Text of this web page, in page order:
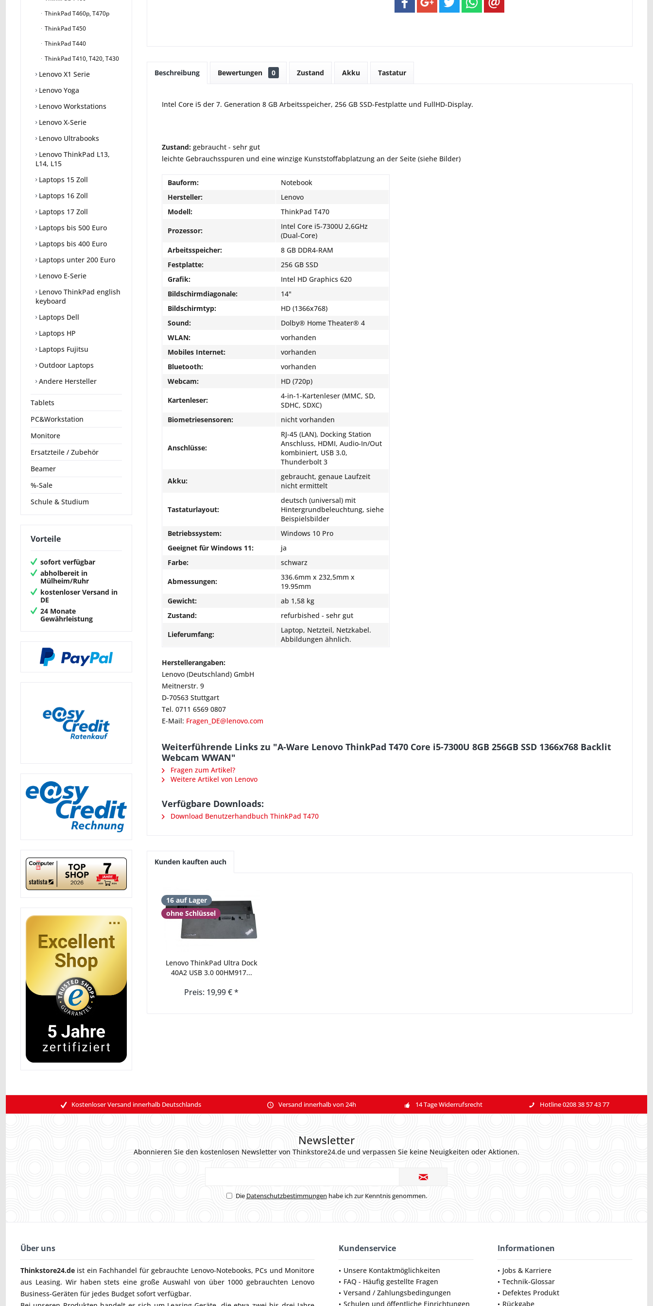
ThinkPad T460p, T470p
ThinkPad T450
ThinkPad T440
ThinkPad T410, T420, T430
Lenovo X1 Serie
Lenovo Yoga
Lenovo Workstations
Lenovo X-Serie
Lenovo Ultrabooks
Lenovo ThinkPad L13,
L14, L15
Laptops 15 Zoll
Laptops 16 Zoll
Laptops 17 Zoll
Laptops bis 500 Euro
Laptops bis 400 Euro
Laptops unter 200 Euro
Lenovo E-Serie
Lenovo ThinkPad english
keyboard
Laptops Dell
Laptops HP
Laptops Fujitsu
Outdoor Laptops
Andere Hersteller
Tablets
PC&Workstation
Monitore
Ersatzteile / Zubehör
Beamer
%-Sale
Schule & Studium
Vorteile
sofort verfügbar
abholbereit in
Mülheim/Ruhr
kostenloser Versand in
DE
24 Monate
Gewährleistung
Beschreibung Bewertungen 0 Zustand Akku Tastatur
Intel Core i5 der 7. Generation 8 GB Arbeitsspeicher, 256 GB SSD-Festplatte und FullHD-Display.
Zustand: gebraucht - sehr gut
leichte Gebrauchsspuren und eine winzige Kunststoffabplatzung an der Seite (siehe Bilder)
Bauform:
Notebook
Hersteller:
Lenovo
Modell:
ThinkPad T470
Prozessor:
Intel Core i5-7300U 2,6GHz
(Dual-Core)
Arbeitsspeicher:
8 GB DDR4-RAM
Festplatte:
256 GB SSD
Grafik:
Intel HD Graphics 620
Bildschirmdiagonale:
14"
Bildschirmtyp:
HD (1366x768)
Sound:
Dolby® Home Theater® 4
WLAN:
vorhanden
Mobiles Internet:
vorhanden
Bluetooth:
vorhanden
Webcam:
HD (720p)
Kartenleser:
4-in-1-Kartenleser (MMC, SD,
SDHC, SDXC)
Biometriesensoren:
nicht vorhanden
Anschlüsse:
RJ-45 (LAN), Docking Station
Anschluss, HDMI, Audio-In/Out
kombiniert, USB 3.0,
Thunderbolt 3
Akku:
gebraucht, genaue Laufzeit
nicht ermittelt
Tastaturlayout:
deutsch (universal) mit
Hintergrundbeleuchtung, siehe
Beispielsbilder
Betriebssystem:
Windows 10 Pro
Geeignet für Windows 11:
ja
Farbe:
schwarz
Abmessungen:
336.6mm x 232,5mm x
19.95mm
Gewicht:
ab 1,58 kg
Zustand:
refurbished - sehr gut
Lieferumfang:
Laptop, Netzteil, Netzkabel.
Abbildungen ähnlich.
Herstellerangaben:
Lenovo (Deutschland) GmbH
Meitnerstr. 9
D-70563 Stuttgart
Tel. 0711 6569 0807
E-Mail: Fragen_DE@lenovo.com
Weiterführende Links zu "A-Ware Lenovo ThinkPad T470 Core i5-7300U 8GB 256GB SSD 1366x768 Backlit
Webcam WWAN"
Fragen zum Artikel?
Weitere Artikel von Lenovo
Verfügbare Downloads:
Download Benutzerhandbuch ThinkPad T470
Kunden kauften auch
16 auf Lager
ohne Schlüssel
Lenovo ThinkPad Ultra Dock
40A2 USB 3.0 00HM917...
Preis: 19,99 € *
Kostenloser Versand innerhalb Deutschlands Versand innerhalb von 24h 14 Tage Widerrufsrecht Hotline 0208 38 57 43 77
Newsletter
Abonnieren Sie den kostenlosen Newsletter von Thinkstore24.de und verpassen Sie keine Neuigkeiten oder Aktionen.
Die Datenschutzbestimmungen habe ich zur Kenntnis genommen.
Über uns
Thinkstore24.de ist ein Fachhandel für gebrauchte Lenovo-Notebooks, PCs und Monitore
aus Leasing. Wir haben stets eine große Auswahl von über 1000 gebrauchten Lenovo
Business-Geräten für jedes Budget sofort verfügbar.
Kundenservice
Unsere Kontaktmöglichkeiten
FAQ - Häufig gestellte Fragen
Versand / Zahlungsbedingungen
Schulen und öffentliche Einrichtungen
Informationen
Jobs & Karriere
Technik-Glossar
Defektes Produkt
Rückgabe